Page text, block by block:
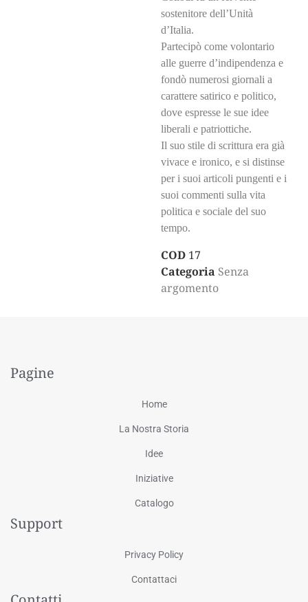
sostenitore dell’Unità
d’Italia.
Partecipò come volontario
alle guerre d’indipendenza e
fondò numerosi giornali a
carattere satirico e politico,
dove espresse le sue idee
liberali e patriottiche.
Il suo stile di scrittura era già
vivace e ironico, e si distinse
per i suoi articoli pungenti e i
suoi commenti sulla vita
politica e sociale del suo
tempo.
COD 17
Categoria Senza
argomento
Pagine
Home
La Nostra Storia
Idee
Iniziative
Catalogo
Support
Privacy Policy
Contattaci